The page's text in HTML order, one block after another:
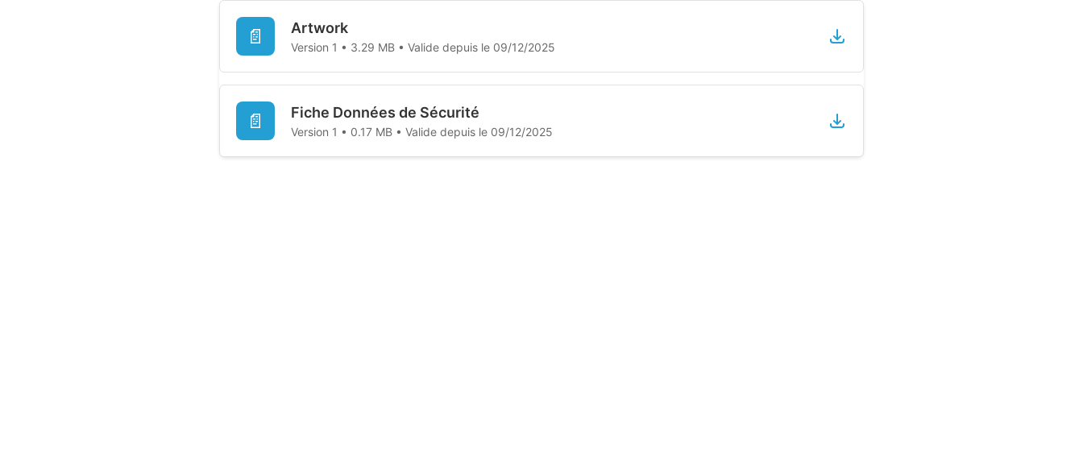
📄 Artwork
Version 1 • 3.29 MB • Valide depuis le 09/12/2025
📄 Fiche Données de Sécurité
Version 1 • 0.17 MB • Valide depuis le 09/12/2025